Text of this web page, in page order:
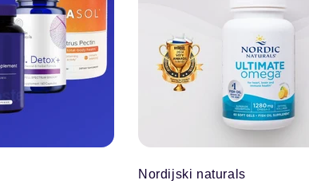
Nordijski naturals